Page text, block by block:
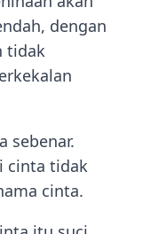
dengan
tidak
sebenar.
cinta tidak
cinta.